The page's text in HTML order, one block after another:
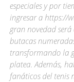
especiales y por
ingresar a https://
gran novedad
butacas
transformando la
platea. Además,
fanáticos del tenis